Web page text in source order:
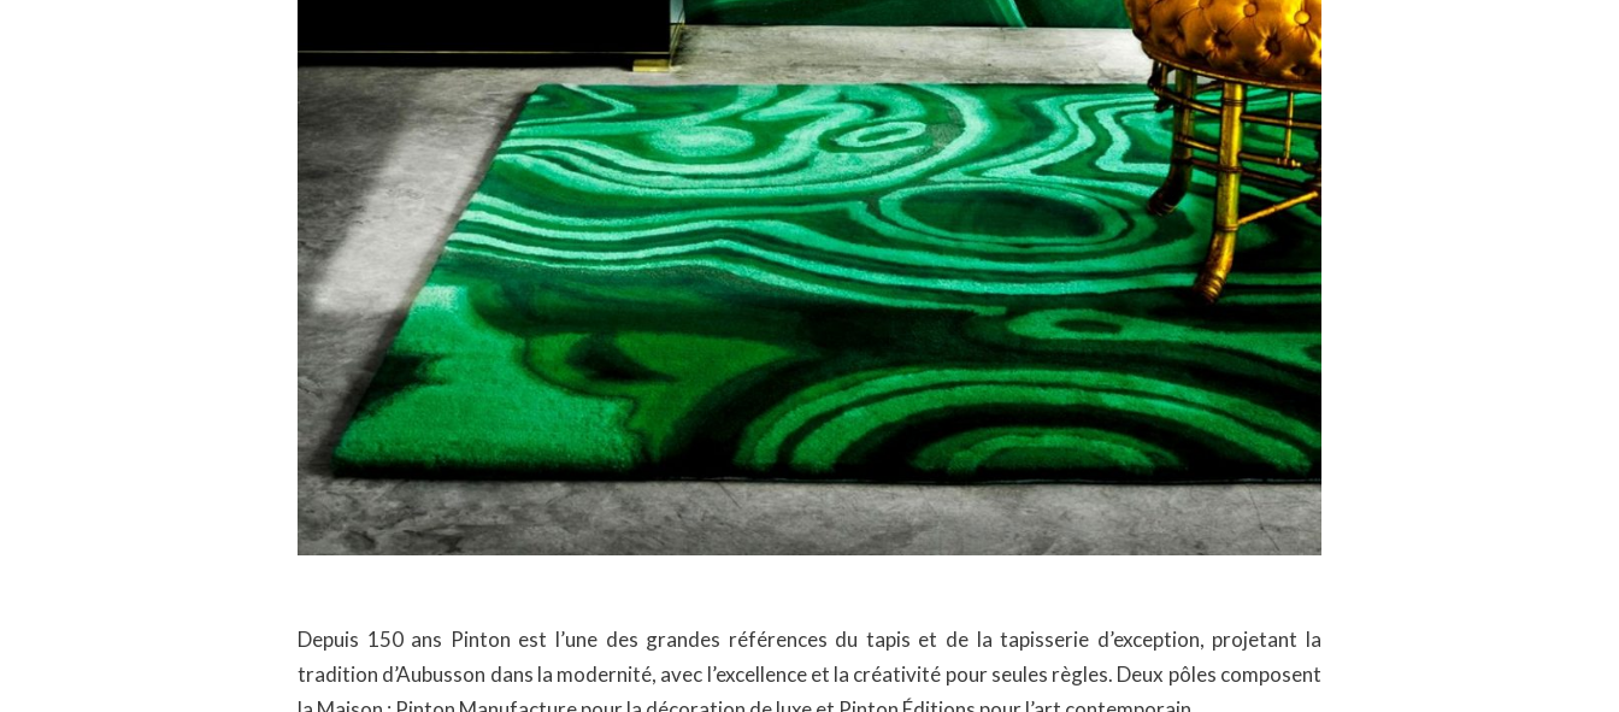
Depuis 150 ans Pinton est l’une des grandes références du tapis et de la tapisserie d’exception, projetant la
tradition d’Aubusson dans la modernité, avec l’excellence et la créativité pour seules règles. Deux pôles composent